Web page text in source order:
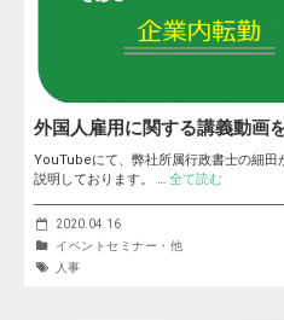
外国人雇用に関する講義動画
YouTubeにて、弊社所属行政書士の細田
説明しております。 … 全て読む
2020.04.16
イベントセミナー・他
人事